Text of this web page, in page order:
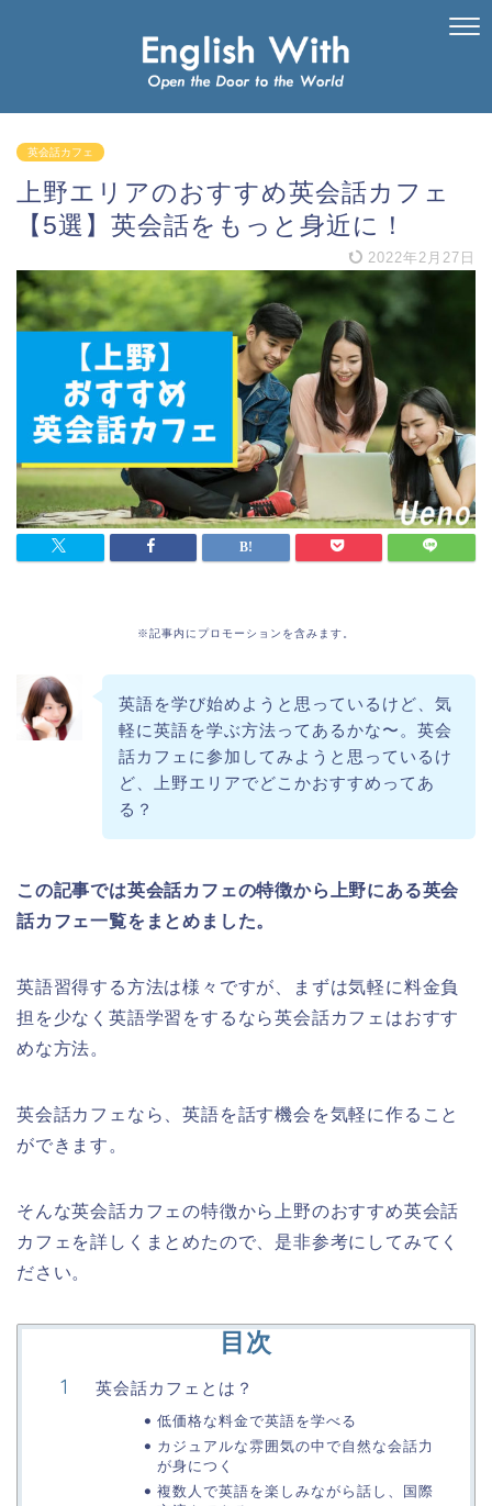
英会話カフェ
上野エリアのおすすめ英会話カフェ
【5選】英会話をもっと身近に！
2022年2月27日
※記事内にプロモーションを含みます。
英語を学び始めようと思っているけど、気
軽に英語を学ぶ方法ってあるかな〜。英会
話カフェに参加してみようと思っているけ
ど、上野エリアでどこかおすすめってあ
る？
この記事では英会話カフェの特徴から上野にある英会
話カフェ一覧をまとめました。
英語習得する方法は様々ですが、まずは気軽に料金負
担を少なく英語学習をするなら英会話カフェはおすす
めな方法。
英会話カフェなら、英語を話す機会を気軽に作ること
ができます。
そんな英会話カフェの特徴から上野のおすすめ英会話
カフェを詳しくまとめたので、是非参考にしてみてく
ださい。
目次
英会話カフェとは？
低価格な料金で英語を学べる
カジュアルな雰囲気の中で自然な会話力
が身につく
複数人で英語を楽しみながら話し、国際